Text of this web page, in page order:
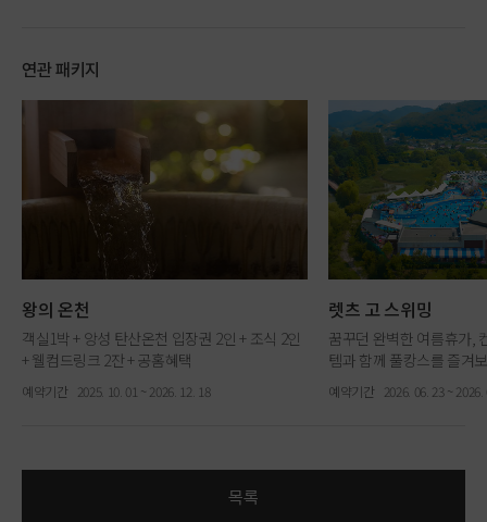
연관 패키지
왕의 온천
객실1박 + 앙성 탄산온천 입장권 2인 + 조식 2인
+ 웰컴드링크 2잔 + 공홈혜택
예약기간 2025. 10. 01 ~ 2026. 12. 18
렛츠 고 스위밍
꿈꾸던 완벽한 여름휴가,
템과 함께 풀캉스를 즐겨
객실 1박 + 조식 2인 + 탄
이워터파크 할인권 + 웰
예약기간 2026. 06. 23 ~
목록